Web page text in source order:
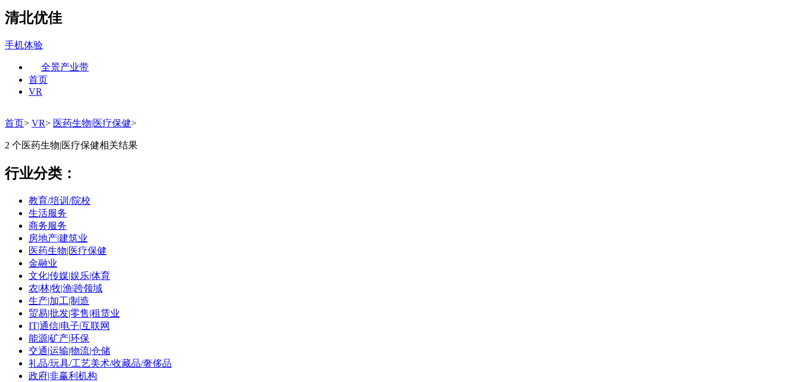
清北优佳
手机体验
全景产业带
首页
VR
首页> VR> 医药生物|医疗保健>
2 个医药生物|医疗保健相关结果
行业分类：
教育/培训/院校
生活服务
商务服务
房地产|建筑业
医药生物|医疗保健
金融业
文化|传媒|娱乐|体育
农|林|牧|渔|跨领域
生产|加工|制造
贸易|批发|零售|租赁业
IT|通信|电子|互联网
能源|矿产|环保
交通|运输|物流|仓储
礼品/玩具/工艺美术/收藏品/奢侈品
政府|非赢利机构